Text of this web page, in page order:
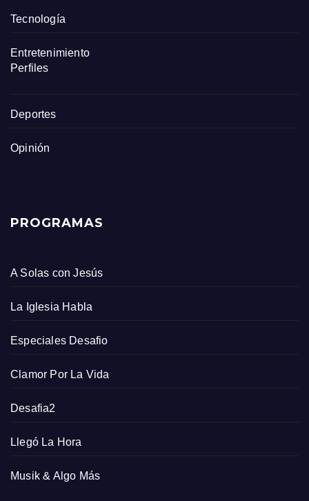
Tecnología
Entretenimiento
Perfiles
Deportes
Opinión
PROGRAMAS
A Solas con Jesús
La Iglesia Habla
Especiales Desafio
Clamor Por La Vida
Desafia2
Llegó La Hora
Musik & Algo Más